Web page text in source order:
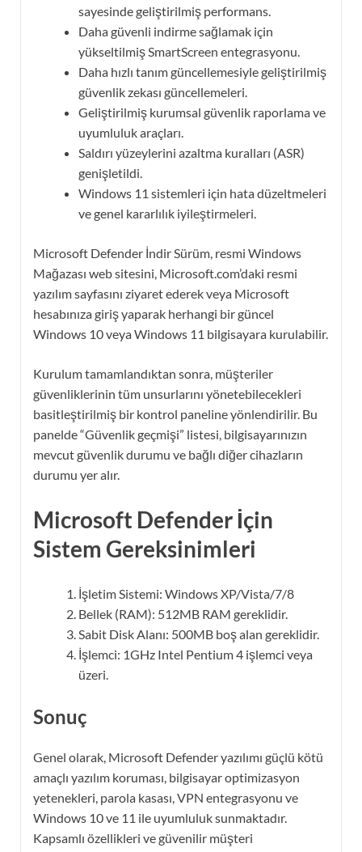
sayesinde geliştirilmiş performans.
Daha güvenli indirme sağlamak için
yükseltilmiş SmartScreen entegrasyonu.
Daha hızlı tanım güncellemesiyle geliştirilmiş
güvenlik zekası güncellemeleri.
Geliştirilmiş kurumsal güvenlik raporlama ve
uyumluluk araçları.
Saldırı yüzeylerini azaltma kuralları (ASR)
genişletildi.
Windows 11 sistemleri için hata düzeltmeleri
ve genel kararlılık iyileştirmeleri.
Microsoft Defender İndir Sürüm, resmi Windows
Mağazası web sitesini, Microsoft.com’daki resmi
yazılım sayfasını ziyaret ederek veya Microsoft
hesabınıza giriş yaparak herhangi bir güncel
Windows 10 veya Windows 11 bilgisayara kurulabilir.
Kurulum tamamlandıktan sonra, müşteriler
güvenliklerinin tüm unsurlarını yönetebilecekleri
basitleştirilmiş bir kontrol paneline yönlendirilir. Bu
panelde “Güvenlik geçmişi” listesi, bilgisayarınızın
mevcut güvenlik durumu ve bağlı diğer cihazların
durumu yer alır.
Microsoft Defender İçin
Sistem Gereksinimleri
İşletim Sistemi: Windows XP/Vista/7/8
Bellek (RAM): 512MB RAM gereklidir.
Sabit Disk Alanı: 500MB boş alan gereklidir.
İşlemci: 1GHz Intel Pentium 4 işlemci veya
üzeri.
Sonuç
Genel olarak, Microsoft Defender yazılımı güçlü kötü
amaçlı yazılım koruması, bilgisayar optimizasyon
yetenekleri, parola kasası, VPN entegrasyonu ve
Windows 10 ve 11 ile uyumluluk sunmaktadır.
Kapsamlı özellikleri ve güvenilir müşteri